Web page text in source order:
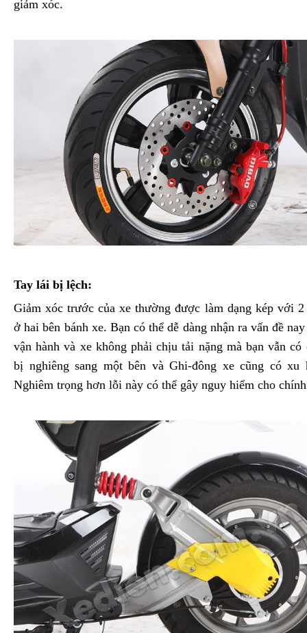
giảm xóc.
Tay lái bị lệch:
Giảm xóc trước của xe thường được làm dạng kép với 2
ở hai bên bánh xe. Bạn có thể dễ dàng nhận ra vấn đề
vận hành và xe không phải chịu tải nặng mà bạn vẫn có
bị nghiêng sang một bên và Ghi-đông xe cũng có xu
Nghiêm trọng hơn lỗi này có thể gây nguy hiểm cho